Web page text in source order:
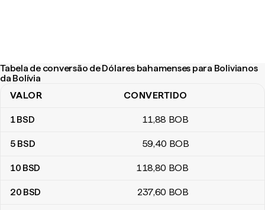
Tabela de conversão de Dólares bahamenses para Bolivianos
da Bolívia
Tabela de conversão de Dólares bahamenses para Bolivianos da
VALOR CONVERTIDO
1BSD 11,88 BOB
5 BSD 59,40 BOB
10 BSD 118,80 BOB
20 BSD 237,60 BOB